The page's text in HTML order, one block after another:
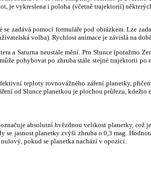
je vykreslena i poloha (včetně trajektorií)
zadává pomocí formuláře pod obrázkem. Lze
volba). Rychlost animace je závislá na
a Saturna neustále mění. Pro Slunce
pohybovat po zhruba stále stejné trajektorii
teploty rovnovážného záření planetky,
od Slunce planetkou je plochou průřezu, kdežto
absolutní hvězdnou velikost planetky, což
se jasnost planetky zvýší zhruba o 0,3 mag.
nulový, pokud se planetka nachází v opozici.